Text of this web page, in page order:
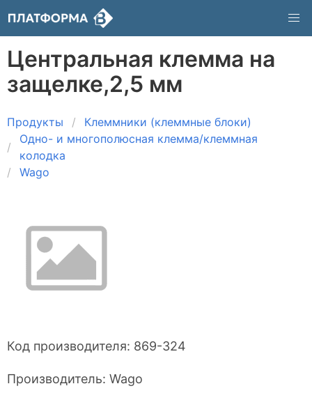
Центральная клемма на
защелке,2,5 мм
Продукты
Клеммники (клеммные блоки)
Одно- и многополюсная клемма/клеммная
колодка
Wago
Код производителя: 869-324
Производитель: Wago